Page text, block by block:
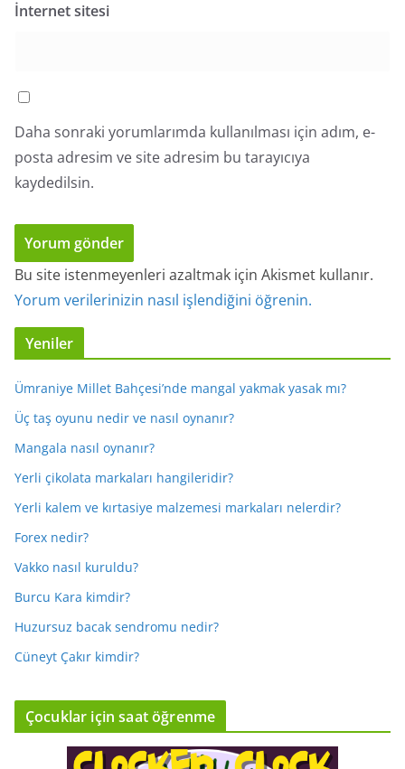
İnternet sitesi
Daha sonraki yorumlarımda kullanılması için adım, e-
posta adresim ve site adresim bu tarayıcıya
kaydedilsin.
Bu site istenmeyenleri azaltmak için Akismet kullanır.
Yorum verilerinizin nasıl işlendiğini öğrenin.
Yeniler
Ümraniye Millet Bahçesi’nde mangal yakmak yasak mı?
Üç taş oyunu nedir ve nasıl oynanır?
Mangala nasıl oynanır?
Yerli çikolata markaları hangileridir?
Yerli kalem ve kırtasiye malzemesi markaları nelerdir?
Forex nedir?
Vakko nasıl kuruldu?
Burcu Kara kimdir?
Huzursuz bacak sendromu nedir?
Cüneyt Çakır kimdir?
Çocuklar için saat öğrenme